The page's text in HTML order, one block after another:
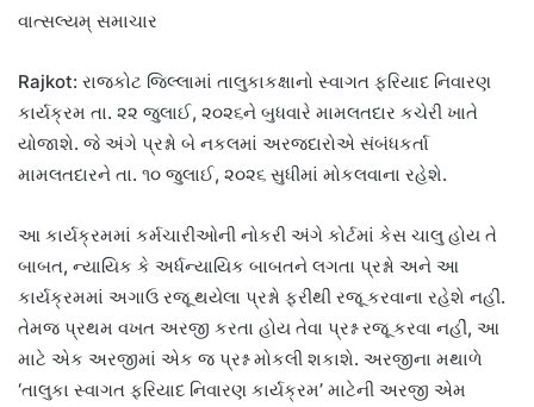
વાત્સલ્યમ્ સમાચાર
Rajkot: રાજકોટ જિલ્લામાં તાલુકાકક્ષાનો સ્વાગત ફરિયાદ નિવારણ
કાર્યક્રમ તા. ૨૨ જુલાઈ, ૨૦૨૬ને બુધવારે મામલતદાર કચેરી ખાતે
યોજાશે. જે અંગે પ્રશ્નો બે નકલમાં અરજદારોએ સંબંધકર્તા
મામલતદારને તા. ૧૦ જુલાઈ, ૨૦૨૬ સુધીમાં મોકલવાના રહેશે.
આ કાર્યક્રમમાં કર્મચારીઓની નોકરી અંગે કોર્ટમાં કેસ ચાલુ હોય તે
બાબત, ન્યાયિક કે અર્ધન્યાયિક બાબતને લગતા પ્રશ્નો અને આ
કાર્યક્રમમાં અગાઉ રજૂ થયેલા પ્રશ્નો ફરીથી રજૂ કરવાના રહેશે નહીં.
તેમજ પ્રથમ વખત અરજી કરતા હોય તેવા પ્રશ્ન રજૂ કરવા નહીં, આ
માટે એક અરજીમાં એક જ પ્રશ્ન મોકલી શકાશે. અરજીના મથાળે
‘તાલુકા સ્વાગત ફરિયાદ નિવારણ કાર્યક્રમ’ માટેની અરજી એમ